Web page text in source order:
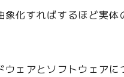
化すればするほど実
ェアとソフトウェア